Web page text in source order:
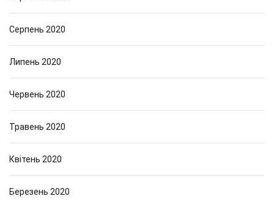
Серпень 2020
Липень 2020
Червень 2020
Травень 2020
Квітень 2020
Березень 2020